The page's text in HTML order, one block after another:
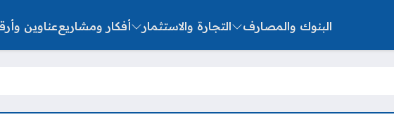
البنوك والمصارف التجارة والاستثمار أفكار ومشاريععناوين